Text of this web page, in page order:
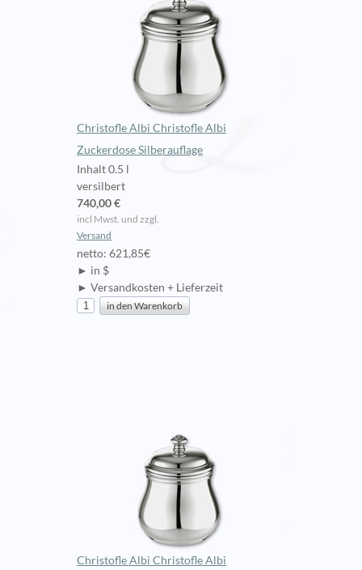
Christofle Albi Christofle Albi
Zuckerdose Silberauflage
Inhalt 0.5 l
versilbert
740,00 €
incl Mwst. und zzgl.
Versand
netto: 621,85€
► in $
► Versandkosten + Lieferzeit
Christofle Albi Christofle Albi